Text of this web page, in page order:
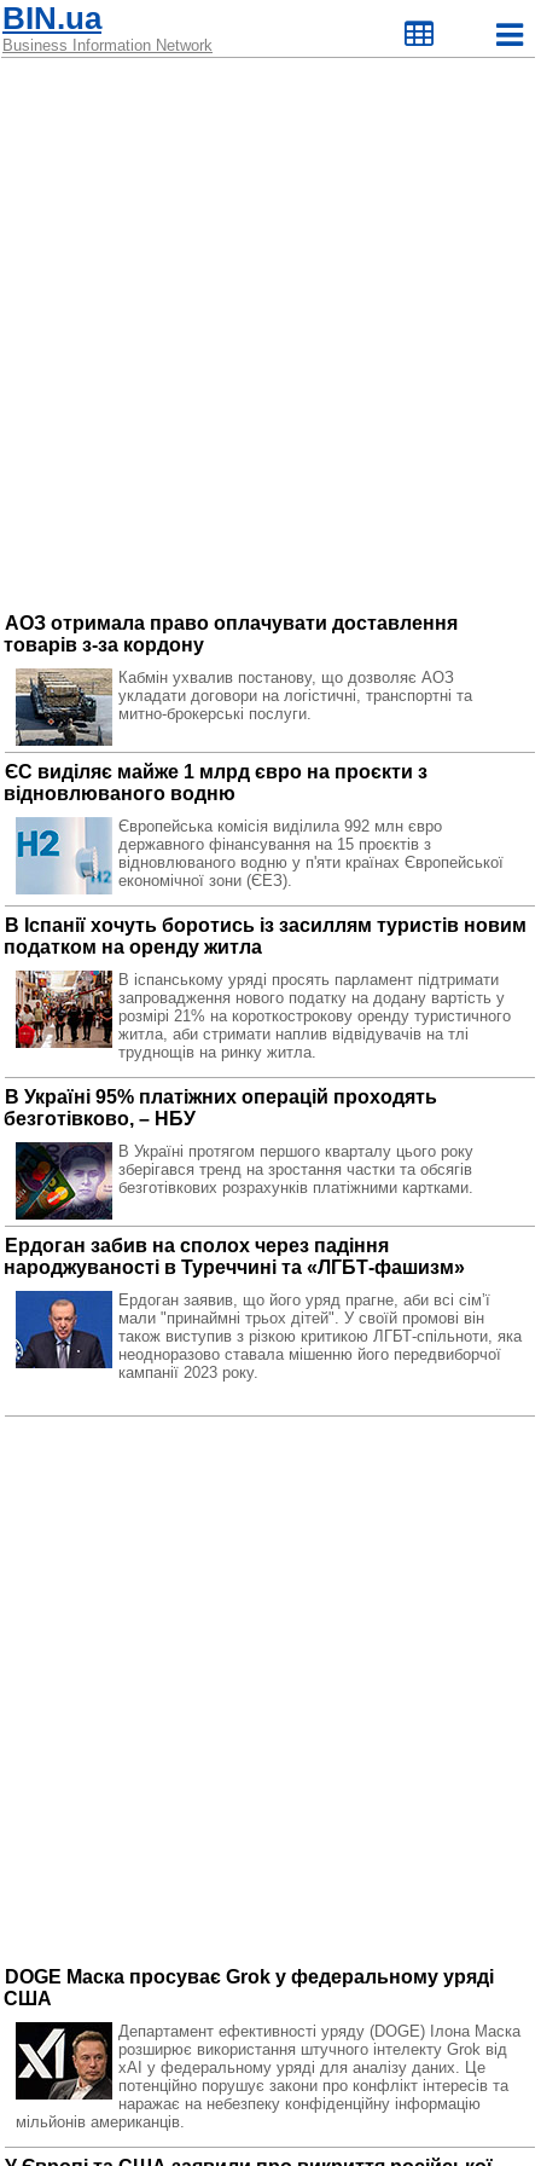
BIN.ua
Business Information Network
АОЗ отримала право оплачувати доставлення
товарів з-за кордону
Кабмін ухвалив постанову, що дозволяє АОЗ
укладати договори на логістичні, транспортні та
митно-брокерські послуги.
ЄС виділяє майже 1 млрд євро на проєкти з
відновлюваного водню
Європейська комісія виділила 992 млн євро
державного фінансування на 15 проєктів з
відновлюваного водню у п'яти країнах Європейської
економічної зони (ЄЕЗ).
В Іспанії хочуть боротись із засиллям туристів новим
податком на оренду житла
В іспанському уряді просять парламент підтримати
запровадження нового податку на додану вартість у
розмірі 21% на короткострокову оренду туристичного
житла, аби стримати наплив відвідувачів на тлі
труднощів на ринку житла.
В Україні 95% платіжних операцій проходять
безготівково, – НБУ
В Україні протягом першого кварталу цього року
зберігався тренд на зростання частки та обсягів
безготівкових розрахунків платіжними картками.
Ердоган забив на сполох через падіння
народжуваності в Туреччині та «ЛГБТ-фашизм»
Ердоган заявив, що його уряд прагне, аби всі сімʼї
мали "принаймні трьох дітей". У своїй промові він
також виступив з різкою критикою ЛГБТ-спільноти, яка
неодноразово ставала мішенню його передвиборчої
кампанії 2023 року.
DOGE Маска просуває Grok у федеральному уряді
США
Департамент ефективності уряду (DOGE) Ілона Маска
розширює використання штучного інтелекту Grok від
xAI у федеральному уряді для аналізу даних. Це
потенційно порушує закони про конфлікт інтересів та
наражає на небезпеку конфіденційну інформацію
мільйонів американців.